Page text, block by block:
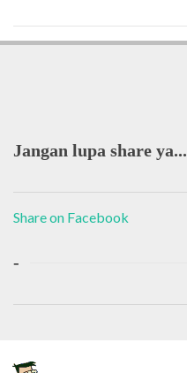
Jangan lupa share ya...
Share on Facebook
-